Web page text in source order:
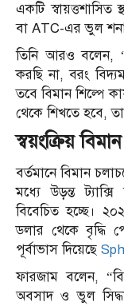
একটি স্বায়ত্তশাসিত
বা ATC-এর ভুল
তিনি আরও বলেন,
করছি না, বরং
তবে বিমান শিল্পে
থেকে শিখতে হবে,
স্বয়ংক্রিয়
বর্তমানে বিমান
মধ্যে উড়ন্ত
বিবেচিত হচ্ছে।
ডলার থেকে বৃদ্ধি
পূর্বাভাস দিয়েছে
ফারজাম বলেন,
অবসাদ ও ভুল